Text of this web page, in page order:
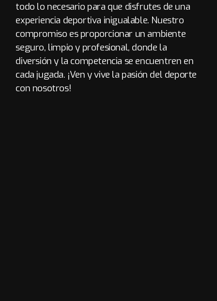
todo lo necesario para que disfrutes de una
experiencia deportiva inigualable. Nuestro
compromiso es proporcionar un ambiente
seguro, limpio y profesional, donde la
diversión y la competencia se encuentren en
cada jugada. ¡Ven y vive la pasión del deporte
con nosotros!